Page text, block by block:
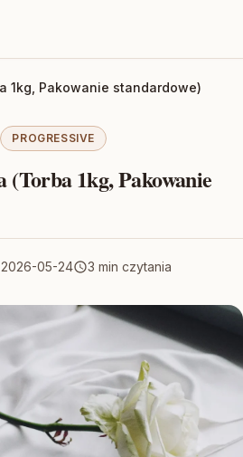
1kg, Pakowanie standardowe)
PROGRESSIVE
(Torba 1kg, Pakowanie
2026-05-24 3 min czytania